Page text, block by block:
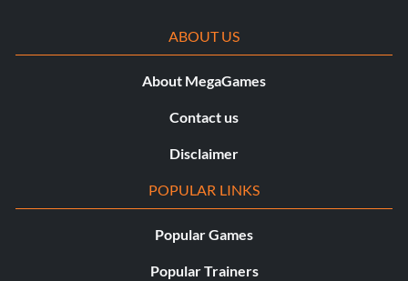
ABOUT US
About MegaGames
Contact us
Disclaimer
POPULAR LINKS
Popular Games
Popular Trainers